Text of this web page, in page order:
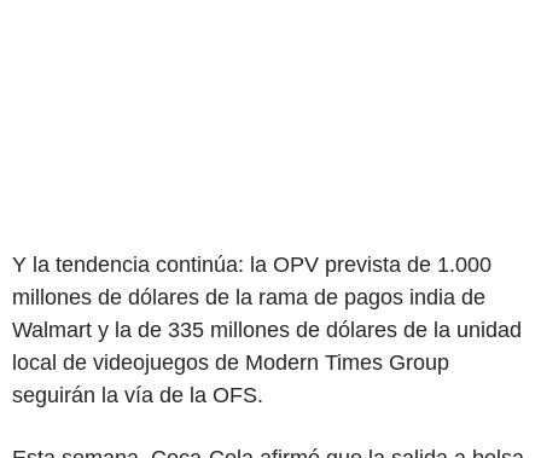
Y la tendencia continúa: la OPV prevista de 1.000
millones de dólares de la rama de pagos india de
Walmart y la de 335 millones de dólares de la unidad
local de videojuegos de Modern Times Group
seguirán la vía de la OFS.